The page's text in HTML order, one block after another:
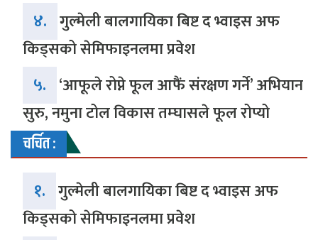
४. गुल्मेली बालगायिका बिष्ट द भ्वाइस अफ
किड्सको सेमिफाइनलमा प्रवेश
५. ‘आफूले रोप्ने फूल आफैं संरक्षण गर्ने’ अभियान
सुरु, नमुना टोल विकास तम्घासले फूल रोप्यो
चर्चित :
१. गुल्मेली बालगायिका बिष्ट द भ्वाइस अफ
किड्सको सेमिफाइनलमा प्रवेश